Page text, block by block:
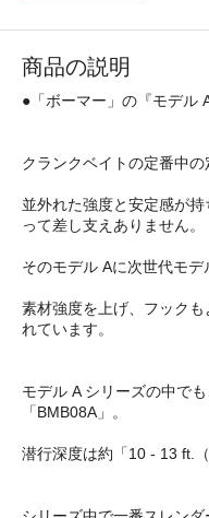
商品の説明
●「ボーマー」の『モデル
クランクベイトの定番中の
並外れた強度と安定感が
って差し支えありません。
そのモデル Aに次世代モデ
素材強度を上げ、フック
れています。
モデル A シリーズの中で
「BMB08A」。
潜行深度は約「10 - 13 ft.